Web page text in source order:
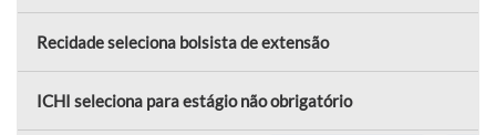
Recidade seleciona bolsista de extensão
ICHI seleciona para estágio não obrigatório